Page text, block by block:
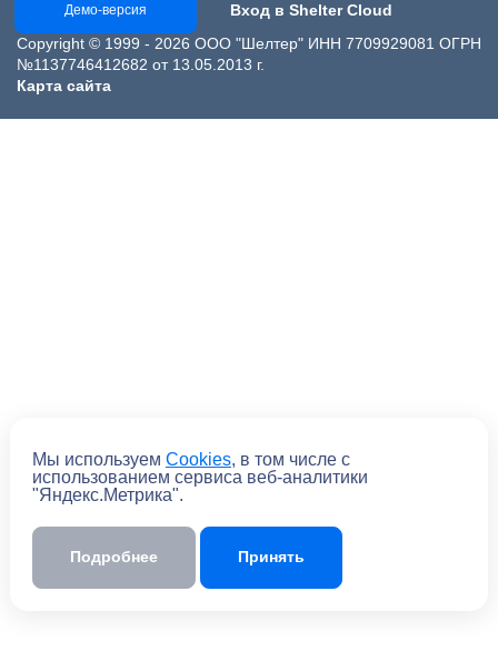
Вход в Shelter Cloud
Демо-версия
Copyright © 1999 - 2026 ООО "Шелтер" ИНН 7709929081 ОГРН
№1137746412682 от 13.05.2013 г.
Карта сайта
Отправить
Отправляя форму, высоглашаетесь
политикой обработки персональных
Мы используем Cookies, в том числе с
использованием сервиса веб-аналитики
"Яндекс.Метрика".
Подробнее Принять